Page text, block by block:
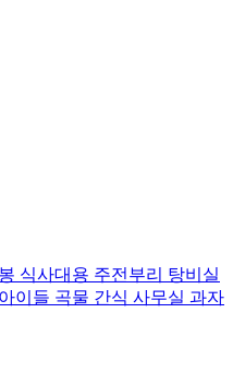
식사대용 주전부리 탕비실
이들 곡물 간식 사무실 과자